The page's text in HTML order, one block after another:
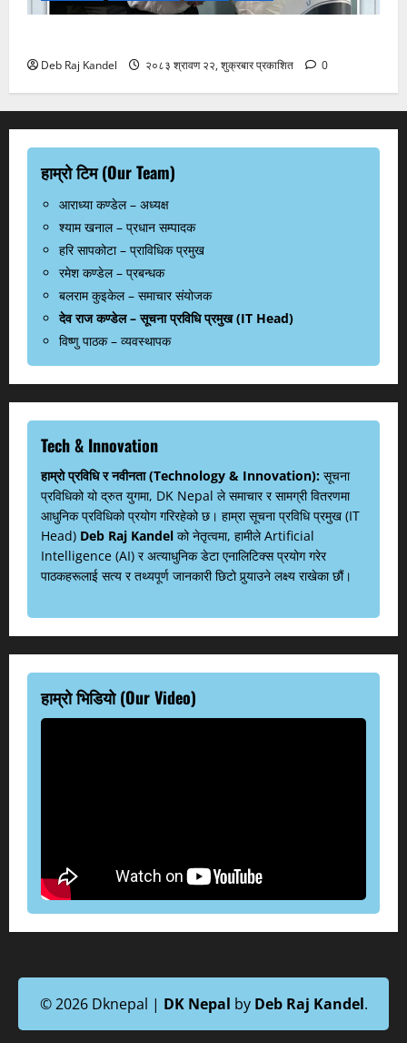
Deb Raj Kandel २०८३ श्रावण २२, शुक्रबार प्रकाशित 0
हाम्रो टिम (Our Team)
आराध्या कण्डेल – अध्यक्ष
श्याम खनाल – प्रधान सम्पादक
हरि सापकोटा – प्राविधिक प्रमुख
रमेश कण्डेल – प्रबन्धक
बलराम कुइकेल – समाचार संयोजक
देव राज कण्डेल – सूचना प्रविधि प्रमुख (IT Head)
विष्णु पाठक – व्यवस्थापक
Tech & Innovation
हाम्रो प्रविधि र नवीनता (Technology & Innovation): सूचना
प्रविधिको यो द्रुत युगमा, DK Nepal ले समाचार र सामग्री वितरणमा
आधुनिक प्रविधिको प्रयोग गरिरहेको छ। हाम्रा सूचना प्रविधि प्रमुख (IT
Head) Deb Raj Kandel को नेतृत्वमा, हामीले Artificial
Intelligence (AI) र अत्याधुनिक डेटा एनालिटिक्स प्रयोग गरेर
पाठकहरूलाई सत्य र तथ्यपूर्ण जानकारी छिटो पुर्‍याउने लक्ष्य राखेका छौं।
हाम्रो भिडियो (Our Video)
© 2026 Dknepal | DK Nepal by Deb Raj Kandel.